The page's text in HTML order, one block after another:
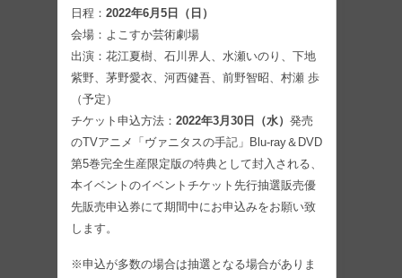
日程： 2022年6月5日（日）
会場：よこすか芸術劇場
出演：花江夏樹、石川界人、水瀬いのり、下地
紫野、茅野愛衣、河西健吾、前野智昭、村瀬 歩
（予定）
チケット申込方法： 2022年3月30日（水） 発売
のTVアニメ「ヴァニタスの手記」Blu-ray＆DVD
第5巻完全生産限定版の特典として封入される、
本イベントのイベントチケット先行抽選販売優
先販売申込券にて期間中にお申込みをお願い致
します。
※申込が多数の場合は抽選となる場合がありま